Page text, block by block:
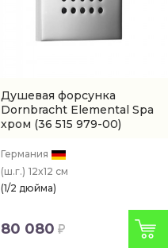
Душевая форсунка
Dornbracht Elemental Spa
хром (36 515 979-00)
Германия
(ш.г.) 12x12 см
(1/2 дюйма)
80 080